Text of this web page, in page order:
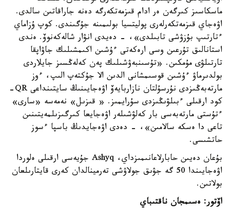
ماسكاسىز كىرگەن ەر ادام قىزمەتكەرگە دەنە جاراقاتىن سالدى.
اۋەجاي قىزمەتكەرلەرى پوليتسيا بولىمىنە جۇگىندى. كوپ ۇزاماي
ءتارتىپ بۇزۋشى تابىلدى»، - دەيدى انۋار شالەكەنوۆ. ەندى
استانالىق تۇرعىن وسى ارەكەتى ءۇشىن اكىمشىلىك جاۋاپقا
تارتىلۋى مۇمكىن. «تۇسىنبەۋشىلىك پەن كەلەڭسىز جايلاردى
بولدىرماۋ ءۇشىن قوسىمشانى الدىن الا جۇكتەپ الىپ، ءوز
مارتەبەڭىزدى نۇرسۇلتان نازاربايەۆ اۋەجايىنىڭ سايتىنداعى QR-
كود ارقىلى ءبىلۋىڭىزدى سۇرايمىز. « قىزىل» نەمەسە «سارى»
ءتۇستى مارتەبەسى بار كەلۋشىلەر اۋەجايعا كىرگىزىلمەيتىنىن
تاعى دا ەسكە سالامىن»، - دەدى اۋەجايدىڭ باسپا ءسوز
حاتشىسى.
بۇعان دەيىن حابارلاعانىمىزداي، Ashyq جۇيەسى ارقىلى ەلوردا
اۋەجايىندا 50 گە جۋىق جولاۋشى تەرمينالدان كەرى قايتارىلعان
بولاتىن.
اۆتور: ەسىمجان ناقتىباي